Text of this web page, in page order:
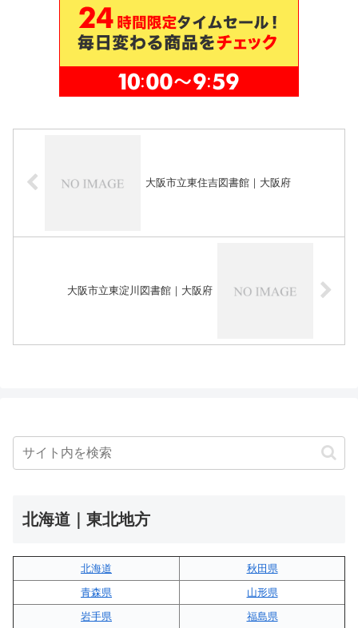
大阪市立東住吉図書館｜大阪府
大阪市立東淀川図書館｜大阪府
北海道｜東北地方
北海道
秋田県
青森県
山形県
岩手県
福島県